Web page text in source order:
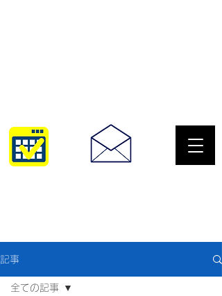
記事
全ての記事